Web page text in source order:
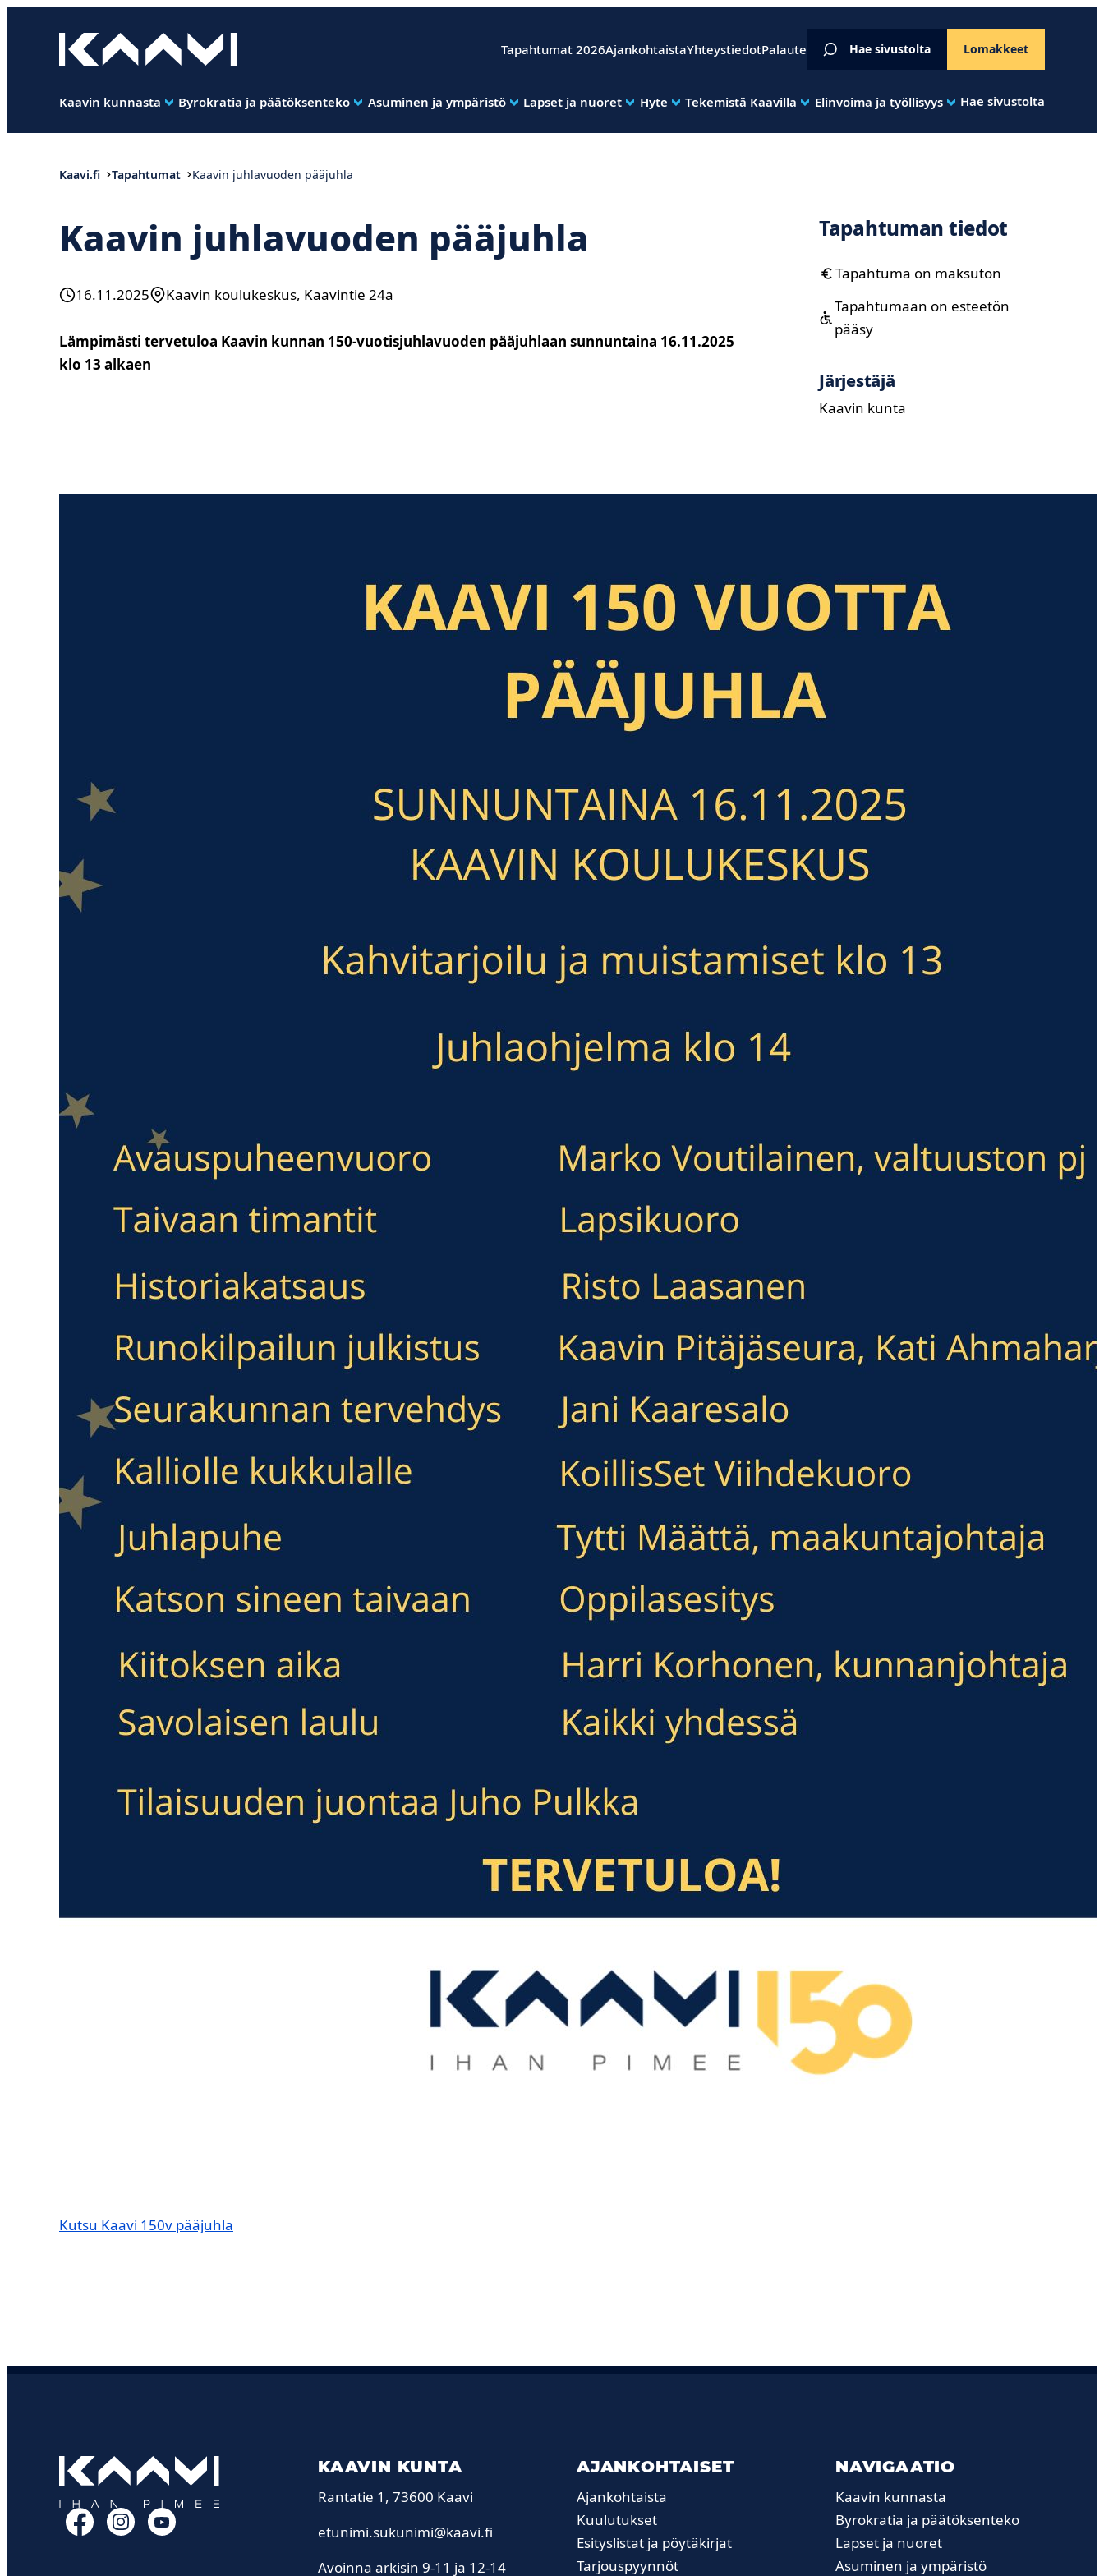
sisältöön
Kaavin kunta
pimee.
Tapahtumat 2026AjankohtaistaYhteystiedotPalaute Hae sivustolta Lomakkeet
Kaavin kunnasta Byrokratia ja päätöksenteko Asuminen ja ympäristö Lapset ja nuoret Hyte Tekemistä Kaavilla Elinvoima ja työllisyys Hae sivustolta
Kaavi.fi Tapahtumat Kaavin juhlavuoden pääjuhla
Kaavin juhlavuoden pääjuhla
16.11.2025 Kaavin koulukeskus, Kaavintie 24a
Lämpimästi tervetuloa Kaavin kunnan 150-vuotisjuhlavuoden pääjuhlaan sunnuntaina 16.11.2025
klo 13 alkaen
Kutsu Kaavi 150v pääjuhla
Tapahtuman tiedot
Tapahtuma on maksuton
Tapahtumaan on esteetön
pääsy
Järjestäjä
Kaavin kunta
FacebookInstagram
KAAVIN KUNTA
Rantatie 1, 73600 Kaavi
etunimi.sukunimi@kaavi.fi
Avoinna arkisin 9-11 ja 12-14
AJANKOHTAISET
Ajankohtaista
Kuulutukset
Esityslistat ja pöytäkirjat
Tarjouspyynnöt
NAVIGAATIO
Kaavin kunnasta
Byrokratia ja päätöksenteko
Lapset ja nuoret
Asuminen ja ympäristö